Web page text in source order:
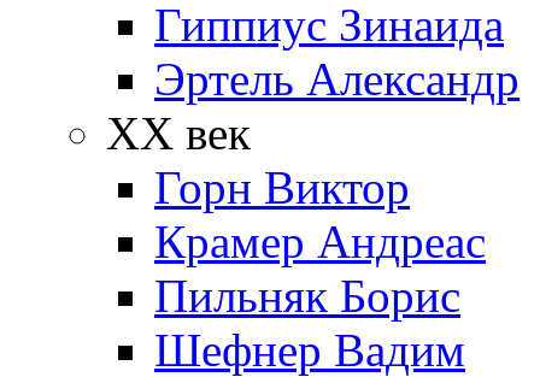
Гиппиус Зинаида
Эртель Александр
XX век
Горн Виктор
Крамер Андреас
Пильняк Борис
Шефнер Вадим